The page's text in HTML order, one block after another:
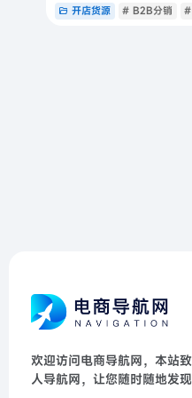
开店货源 # B2B分销 #
欢迎访问电商导航网，本站
人导航网，让您随时随地发